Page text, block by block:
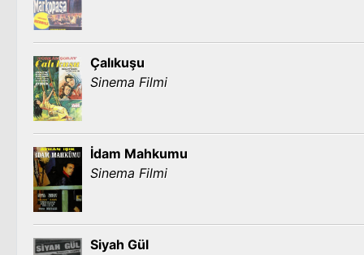
Çalıkuşu
Sinema Filmi
İdam Mahkumu
Sinema Filmi
Siyah Gül